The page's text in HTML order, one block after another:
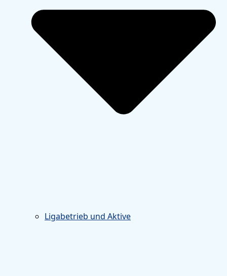
Ligabetrieb und Aktive